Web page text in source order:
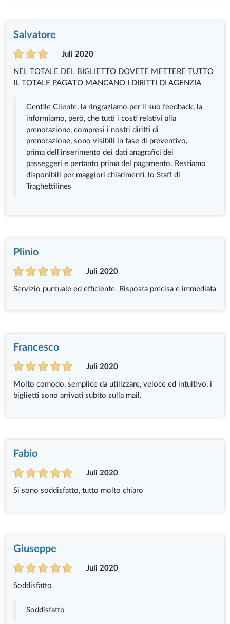
Salvatore
Juli 2020
NEL TOTALE DEL BIGLIETTO DOVETE METTERE TUTTO
IL TOTALE PAGATO MANCANO I DIRITTI DI AGENZIA
Gentile Cliente, la ringraziamo per il suo feedback, la
informiamo, però, che tutti i costi relativi alla
prenotazione, compresi i nostri diritti di
prenotazione, sono visibili in fase di preventivo,
prima dell'inserimento dei dati anagrafici dei
passeggeri e pertanto prima del pagamento. Restiamo
disponibili per maggiori chiarimenti, lo Staff di
Traghettilines
Plinio
Juli 2020
Servizio puntuale ed efficiente. Risposta precisa e immediata
Francesco
Juli 2020
Molto comodo, semplice da utilizzare, veloce ed intuitivo, i
biglietti sono arrivati subito sulla mail.
Fabio
Juli 2020
Si sono soddisfatto, tutto molto chiaro
Giuseppe
Juli 2020
Soddisfatto
Soddisfatto